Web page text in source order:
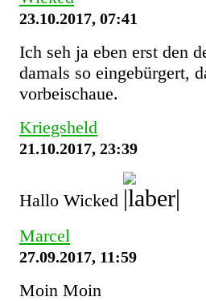
23.10.2017, 07:41
Ich seh ja eben erst den
damals so eingebürgert,
vorbeischaue.
Kriegsheld
21.10.2017, 23:39
Hallo Wicked
Marcel
27.09.2017, 11:59
Moin Moin